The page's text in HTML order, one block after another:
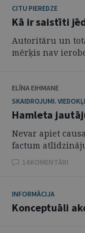
CITU PIEREDZE
Kā ir saistīti
Autoritāru un
mērķis nav
ELĪNA EIHMANE
SKAIDROJUMI. VIEDOKĻI
Hamleta
Nevar apiet
factum
14 KOMENTĀRI
INFORMĀCIJA
Konceptuāli